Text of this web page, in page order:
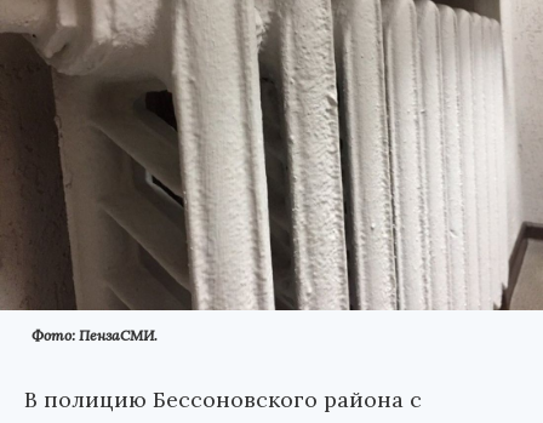
Фото: ПензаСМИ.
В полицию Бессоновского района с